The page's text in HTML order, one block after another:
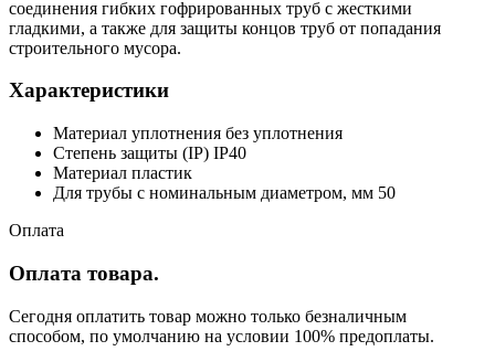
соединения гибких гофрированных труб с жесткими
гладкими, а также для защиты концов труб от попадания
строительного мусора.
Характеристики
Материал уплотнения без уплотнения
Степень защиты (IP) IP40
Материал пластик
Для трубы с номинальным диаметром, мм 50
Оплата
Оплата товара.
Сегодня оплатить товар можно только безналичным
способом, по умолчанию на условии 100% предоплаты.